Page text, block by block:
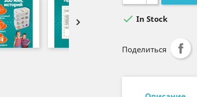
  In Stock
Поделиться